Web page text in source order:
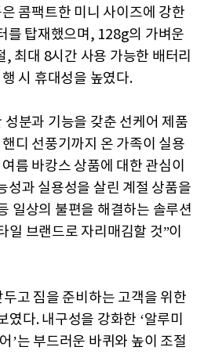
콤팩트한 미니 사이즈에 강한
를 탑재했으며, 128g의 가벼운
최대 8시간 사용 가능한 배터리
시 휴대성을 높였다.
성분과 기능을 갖춘 선케어 제품
디 선풍기까지 온 가족이 실용
름 바캉스 상품에 대한 관심이
성과 실용성을 살린 계절 상품을
일상의 불편을 해결하는 솔루션
일 브랜드로 자리매김할 것”이
고 짐을 준비하는 고객을 위한
였다. 내구성을 강화한 ‘알루미
’는 부드러운 바퀴와 높이 조절